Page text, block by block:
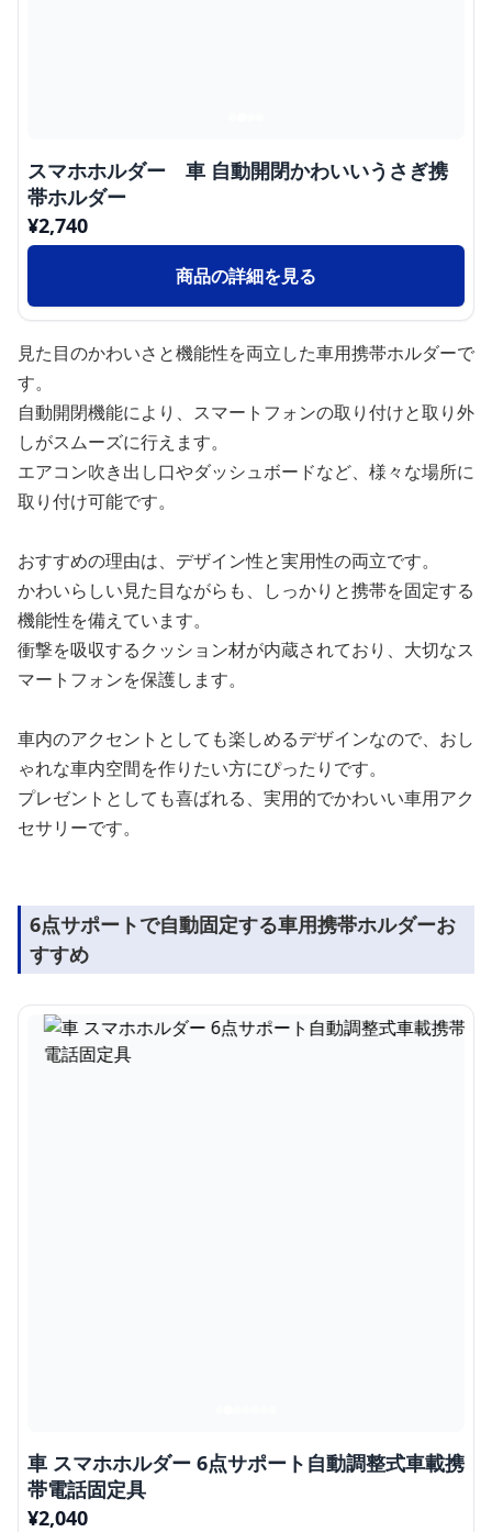
スマホホルダー 車 自動開閉かわいいうさぎ携
帯ホルダー
¥2,740
商品の詳細を見る
見た目のかわいさと機能性を両立した車用携帯ホルダーで
す。
自動開閉機能により、スマートフォンの取り付けと取り外
しがスムーズに行えます。
エアコン吹き出し口やダッシュボードなど、様々な場所に
取り付け可能です。
おすすめの理由は、デザイン性と実用性の両立です。
かわいらしい見た目ながらも、しっかりと携帯を固定する
機能性を備えています。
衝撃を吸収するクッション材が内蔵されており、大切なス
マートフォンを保護します。
車内のアクセントとしても楽しめるデザインなので、おし
ゃれな車内空間を作りたい方にぴったりです。
プレゼントとしても喜ばれる、実用的でかわいい車用アク
セサリーです。
6点サポートで自動固定する車用携帯ホルダーお
すすめ
車 スマホホルダー 6点サポート自動調整式車載携
帯電話固定具
¥2,040